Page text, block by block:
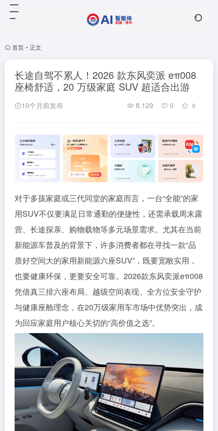
首页 • 正文
长途自驾不累人！2026 款东风奕派 eπ008
座椅舒适，20 万级家庭 SUV 超适合出游
10个月前发布 8,129 0 0
对于多孩家庭或三代同堂的家庭而言，一台“全能”的家
用SUV不仅要满足日常通勤的便捷性，还需承载周末露
营、长途探亲、购物载物等多元场景需求。尤其在当前
新能源车普及的背景下，许多消费者都在寻找一款“品
质好空间大的家用新能源六座SUV”，既要宽敞实用，
也要健康环保，更要安全可靠。2026款东风奕派eπ008
凭借真三排六座布局、越级空间表现、全方位安全守护
与健康座舱理念，在20万级家用车市场中优势突出，成
为回应家庭用户核心关切的“高价值之选”。